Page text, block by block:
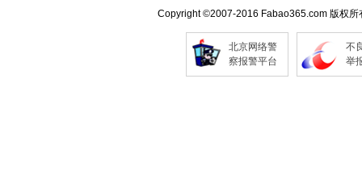
Copyright©2007-2016 Fabao365.com 版权所
北京网络警
察报警平台
不
举